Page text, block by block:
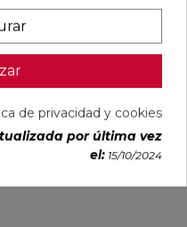
KNAUF
Ref:
AÑADIR
PLACA
MM
AÑADIR
de privacidad y cookies
por última vez
el: 15/10/2024